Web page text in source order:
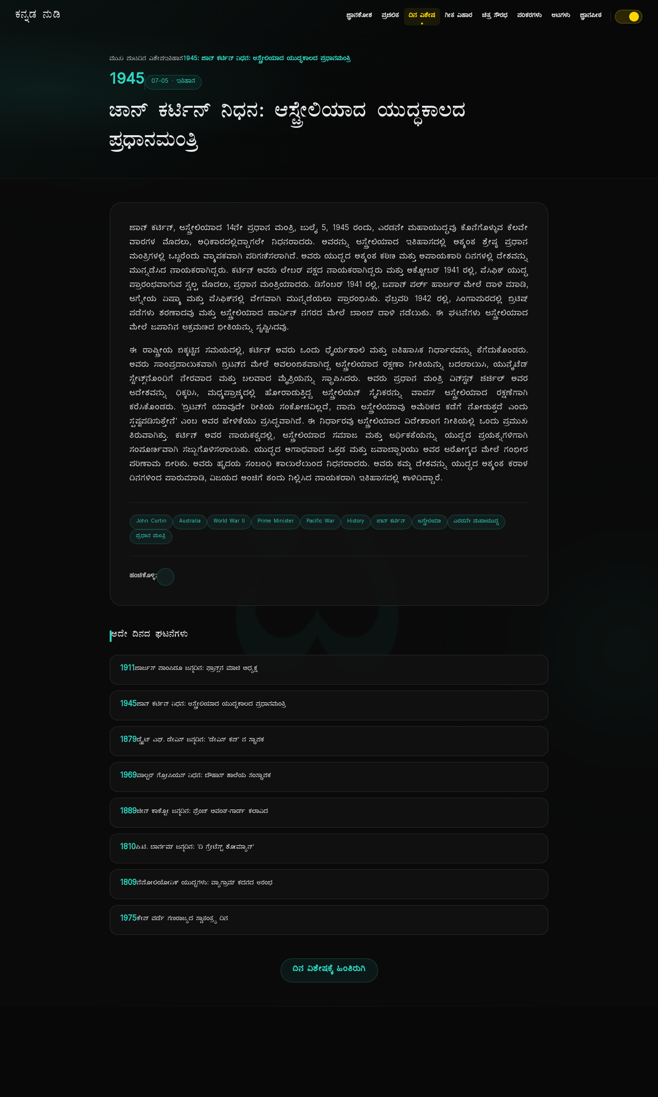
ಕನ್ನಡ ನುಡಿ ಜ್ಞಾನಕೋಶ ಪ್ರಚಲಿತ ದಿನ ವಿಶೇಷ ಗೀತ ವಿಹಾರ ಚಿತ್ರ ಸೌರಭ ಪರಿಕರಗಳು ಆಟಗಳು ಜ್ಞಾನಪೀಠ
ದಿ
ಮುಖ ಪುಟದಿನ ವಿಶೇಷಇತಿಹಾಸ1945: ಜಾನ್ ಕರ್ಟಿನ್ ನಿಧನ: ಆಸ್ಟ್ರೇಲಿಯಾದ ಯುದ್ಧಕಾಲದ ಪ್ರಧಾನಮಂತ್ರಿ
1945 07-05 · ಇತಿಹಾಸ
ಜಾನ್ ಕರ್ಟಿನ್ ನಿಧನ: ಆಸ್ಟ್ರೇಲಿಯಾದ ಯುದ್ಧಕಾಲದ
ಪ್ರಧಾನಮಂತ್ರಿ
ಜಾನ್ ಕರ್ಟಿನ್, ಆಸ್ಟ್ರೇಲಿಯಾದ 14ನೇ ಪ್ರಧಾನ ಮಂತ್ರಿ, ಜುಲೈ 5, 1945 ರಂದು, ಎರಡನೇ ಮಹಾಯುದ್ಧವು ಕೊನೆಗೊಳ್ಳುವ ಕೆಲವೇ
ವಾರಗಳ ಮೊದಲು, ಅಧಿಕಾರದಲ್ಲಿದ್ದಾಗಲೇ ನಿಧನರಾದರು. ಅವರನ್ನು ಆಸ್ಟ್ರೇಲಿಯಾದ ಇತಿಹಾಸದಲ್ಲಿ ಅತ್ಯಂತ ಶ್ರೇಷ್ಠ ಪ್ರಧಾನ
ಮಂತ್ರಿಗಳಲ್ಲಿ ಒಬ್ಬರೆಂದು ವ್ಯಾಪಕವಾಗಿ ಪರಿಗಣಿಸಲಾಗಿದೆ. ಅವರು ಯುದ್ಧದ ಅತ್ಯಂತ ಕಠಿಣ ಮತ್ತು ಅಪಾಯಕಾರಿ ದಿನಗಳಲ್ಲಿ ದೇಶವನ್ನು
ಮುನ್ನಡೆಸಿದ ನಾಯಕರಾಗಿದ್ದರು. ಕರ್ಟಿನ್ ಅವರು ಲೇಬರ್ ಪಕ್ಷದ ನಾಯಕರಾಗಿದ್ದರು ಮತ್ತು ಅಕ್ಟೋಬರ್ 1941 ರಲ್ಲಿ, ಪೆಸಿಫಿಕ್ ಯುದ್ಧ
ಪ್ರಾರಂಭವಾಗುವ ಸ್ವಲ್ಪ ಮೊದಲು, ಪ್ರಧಾನ ಮಂತ್ರಿಯಾದರು. ಡಿಸೆಂಬರ್ 1941 ರಲ್ಲಿ, ಜಪಾನ್ ಪರ್ಲ್ ಹಾರ್ಬರ್ ಮೇಲೆ ದಾಳಿ ಮಾಡಿ,
ಆಗ್ನೇಯ ಏಷ್ಯಾ ಮತ್ತು ಪೆಸಿಫಿಕ್‌ನಲ್ಲಿ ವೇಗವಾಗಿ ಮುನ್ನಡೆಯಲು ಪ್ರಾರಂಭಿಸಿತು. ಫೆಬ್ರವರಿ 1942 ರಲ್ಲಿ, ಸಿಂಗಾಪುರದಲ್ಲಿ ಬ್ರಿಟಿಷ್
ಪಡೆಗಳು ಶರಣಾದವು ಮತ್ತು ಆಸ್ಟ್ರೇಲಿಯಾದ ಡಾರ್ವಿನ್ ನಗರದ ಮೇಲೆ ಬಾಂಬ್ ದಾಳಿ ನಡೆಯಿತು. ಈ ಘಟನೆಗಳು ಆಸ್ಟ್ರೇಲಿಯಾದ
ಮೇಲೆ ಜಪಾನಿನ ಆಕ್ರಮಣದ ಭೀತಿಯನ್ನು ಸೃಷ್ಟಿಸಿದವು.
ಈ ರಾಷ್ಟ್ರೀಯ ಬಿಕ್ಕಟ್ಟಿನ ಸಮಯದಲ್ಲಿ, ಕರ್ಟಿನ್ ಅವರು ಒಂದು ಧೈರ್ಯಶಾಲಿ ಮತ್ತು ಐತಿಹಾಸಿಕ ನಿರ್ಧಾರವನ್ನು ತೆಗೆದುಕೊಂಡರು.
ಅವರು ಸಾಂಪ್ರದಾಯಿಕವಾಗಿ ಬ್ರಿಟನ್‌ನ ಮೇಲೆ ಅವಲಂಬಿತವಾಗಿದ್ದ ಆಸ್ಟ್ರೇಲಿಯಾದ ರಕ್ಷಣಾ ನೀತಿಯನ್ನು ಬದಲಾಯಿಸಿ, ಯುನೈಟೆಡ್
ಸ್ಟೇಟ್ಸ್‌ನೊಂದಿಗೆ ನೇರವಾದ ಮತ್ತು ಬಲವಾದ ಮೈತ್ರಿಯನ್ನು ಸ್ಥಾಪಿಸಿದರು. ಅವರು ಪ್ರಧಾನ ಮಂತ್ರಿ ವಿನ್‌ಸ್ಟನ್ ಚರ್ಚಿಲ್ ಅವರ
ಆದೇಶವನ್ನು ಧಿಕ್ಕರಿಸಿ, ಮಧ್ಯಪ್ರಾಚ್ಯದಲ್ಲಿ ಹೋರಾಡುತ್ತಿದ್ದ ಆಸ್ಟ್ರೇಲಿಯನ್ ಸೈನಿಕರನ್ನು ವಾಪಸ್ ಆಸ್ಟ್ರೇಲಿಯಾದ ರಕ್ಷಣೆಗಾಗಿ
ಕರೆಸಿಕೊಂಡರು. 'ಬ್ರಿಟನ್‌ಗೆ ಯಾವುದೇ ರೀತಿಯ ಸಂಕೋಚವಿಲ್ಲದೆ, ನಾನು ಆಸ್ಟ್ರೇಲಿಯಾವು ಅಮೆರಿಕದ ಕಡೆಗೆ ನೋಡುತ್ತದೆ ಎಂದು
ಸ್ಪಷ್ಟಪಡಿಸುತ್ತೇನೆ' ಎಂಬ ಅವರ ಹೇಳಿಕೆಯು ಪ್ರಸಿದ್ಧವಾಗಿದೆ. ಈ ನಿರ್ಧಾರವು ಆಸ್ಟ್ರೇಲಿಯಾದ ವಿದೇಶಾಂಗ ನೀತಿಯಲ್ಲಿ ಒಂದು ಪ್ರಮುಖ
ತಿರುವಾಗಿತ್ತು. ಕರ್ಟಿನ್ ಅವರ ನಾಯಕತ್ವದಲ್ಲಿ, ಆಸ್ಟ್ರೇಲಿಯಾದ ಸಮಾಜ ಮತ್ತು ಆರ್ಥಿಕತೆಯನ್ನು ಯುದ್ಧದ ಪ್ರಯತ್ನಗಳಿಗಾಗಿ
ಸಂಪೂರ್ಣವಾಗಿ ಸಜ್ಜುಗೊಳಿಸಲಾಯಿತು. ಯುದ್ಧದ ಅಗಾಧವಾದ ಒತ್ತಡ ಮತ್ತು ಜವಾಬ್ದಾರಿಯು ಅವರ ಆರೋಗ್ಯದ ಮೇಲೆ ಗಂಭೀರ
ಪರಿಣಾಮ ಬೀರಿತು. ಅವರು ಹೃದಯ ಸಂಬಂಧಿ ಕಾಯಿಲೆಯಿಂದ ನಿಧನರಾದರು. ಅವರು ತಮ್ಮ ದೇಶವನ್ನು ಯುದ್ಧದ ಅತ್ಯಂತ ಕರಾಳ
ದಿನಗಳಿಂದ ಪಾರುಮಾಡಿ, ವಿಜಯದ ಅಂಚಿಗೆ ತಂದು ನಿಲ್ಲಿಸಿದ ನಾಯಕರಾಗಿ ಇತಿಹಾಸದಲ್ಲಿ ಉಳಿದಿದ್ದಾರೆ.
John Curtin Australia World War II Prime Minister Pacific War History ಜಾನ್ ಕರ್ಟಿನ್ ಆಸ್ಟ್ರೇಲಿಯಾ ಎರಡನೇ ಮಹಾಯುದ್ಧ
ಪ್ರಧಾನ ಮಂತ್ರಿ
ಹಂಚಿಕೊಳ್ಳಿ:
ಅದೇ ದಿನದ ಘಟನೆಗಳು
1911ಜಾರ್ಜಸ್ ಪಾಂಪಿಡೂ ಜನ್ಮದಿನ: ಫ್ರಾನ್ಸ್‌ನ ಮಾಜಿ ಅಧ್ಯಕ್ಷ
1945ಜಾನ್ ಕರ್ಟಿನ್ ನಿಧನ: ಆಸ್ಟ್ರೇಲಿಯಾದ ಯುದ್ಧಕಾಲದ ಪ್ರಧಾನಮಂತ್ರಿ
1879ಡ್ವೈಟ್ ಎಫ್. ಡೇವಿಸ್ ಜನ್ಮದಿನ: 'ಡೇವಿಸ್ ಕಪ್' ನ ಸ್ಥಾಪಕ
1969ವಾಲ್ಟರ್ ಗ್ರೋಪಿಯಸ್ ನಿಧನ: ಬೌಹಾಸ್ ಶಾಲೆಯ ಸಂಸ್ಥಾಪಕ
1889ಜೀನ್ ಕಾಕ್ಟೋ ಜನ್ಮದಿನ: ಫ್ರೆಂಚ್ ಅವಂತ್-ಗಾರ್ಡ್ ಕಲಾವಿದ
1810ಪಿ.ಟಿ. ಬಾರ್ನಮ್ ಜನ್ಮದಿನ: 'ದಿ ಗ್ರೇಟೆಸ್ಟ್ ಶೋಮ್ಯಾನ್'
1809ನೆಪೋಲಿಯೋನಿಕ್ ಯುದ್ಧಗಳು: ವ್ಯಾಗ್ರಾಮ್ ಕದನದ ಆರಂಭ
1975ಕೇಪ್ ವರ್ಡೆ ಗಣರಾಜ್ಯದ ಸ್ವಾತಂತ್ರ್ಯ ದಿನ
ದಿನ ವಿಶೇಷಕ್ಕೆ ಹಿಂತಿರುಗಿ